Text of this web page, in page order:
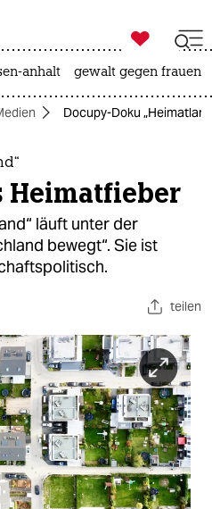
ich

taz zahl ich
anhalt gewalt gegen frauen
Docupy-Doku
Heimatfieber
läuft unter der
bewegt“. Sie ist
teilen